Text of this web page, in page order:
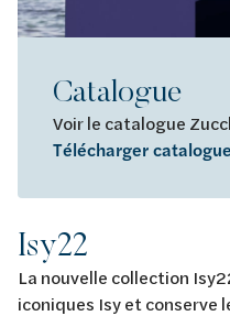
Catalogue
Voir le catalogue
Télécharger catalogue
Isy22
La nouvelle collection
iconiques Isy et conserve